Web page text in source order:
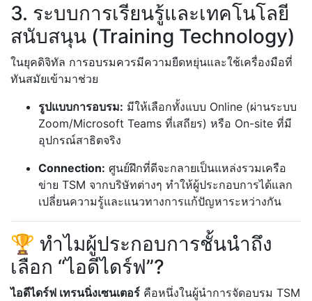
3. ระบบการเรียนรู้และเทคโนโลยี
สนับสนุน (Training Technology)
ในยุคดิจิทัล การอบรมควรมีความยืดหยุ่นและใช้เครื่องมือที่
ทันสมัยเข้ามาช่วย
รูปแบบการอบรม: มีให้เลือกทั้งแบบ Online (ผ่านระบบ
Zoom/Microsoft Teams ที่เสถียร) หรือ On-site ที่มี
อุปกรณ์สาธิตจริง
Connection: ศูนย์ฝึกที่ดีจะกลายเป็นแหล่งรวมเครือ
ข่าย TSM จากบริษัทต่างๆ ทำให้ผู้ประกอบการได้แลก
เปลี่ยนความรู้และแนวทางการแก้ปัญหาระหว่างกัน
🏆 ทำไมผู้ประกอบการชั้นนำถึง
เลือก “ไอดีไดร์ฟ”?
ไอดีไดร์ฟ เทรนนิ่งเซนเตอร์ คือหนึ่งในผู้นำการจัดอบรม TSM